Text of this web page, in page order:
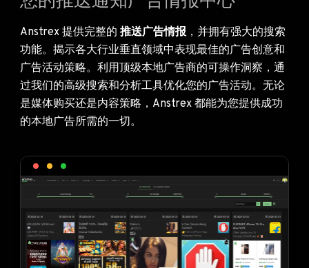
Anstrex 提供完整的 推送广告情报，并拥有强大的搜索
功能。揭示各大行业垂直领域中表现最佳的广告创意和
广告活动策略。利用顶级本地广告商的可操作洞察，通
过我们的高级搜索和分析工具优化您的广告活动。无论
是媒体购买还是内容策略，Anstrex 都能为您提供成功
的本地广告所需的一切。